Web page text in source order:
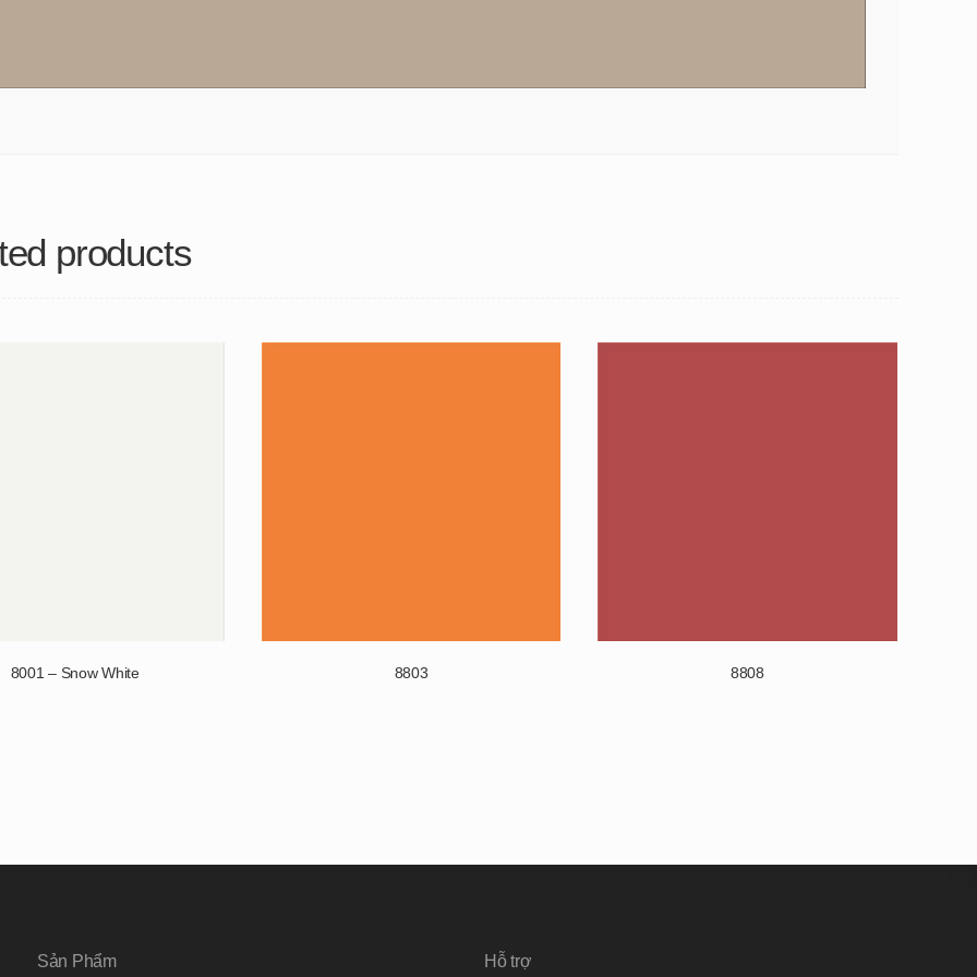
products
8001 – Snow White 8803 8808
Sản Phẩm Hỗ trợ